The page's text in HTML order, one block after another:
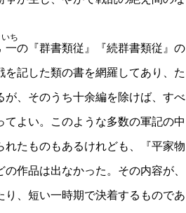
一
ち
の『群書類従』『続群書類従』の
記した類の書を網羅してあり、た
、そのうち十余編を除けば、すべ
よい。このような多数の軍記の中
たものもあるけれども、『平家物
作品は出なかった。その内容が、
、短い一時期で決着するものであ